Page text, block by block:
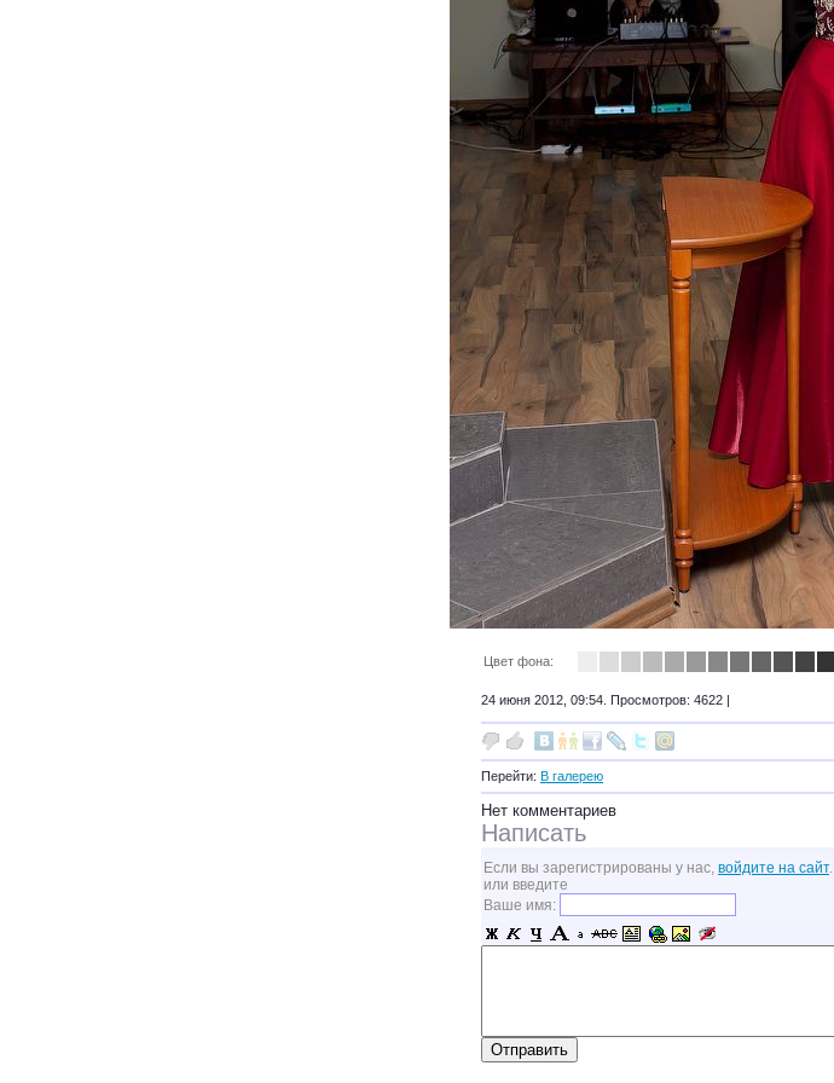
Цвет фона:
24 июня 2012, 09:54. Просмотров: 4622 |
Перейти: В галерею
Нет комментариев
Написать
Если вы зарегистрированы у нас, войдите на сайт.
или введите
Ваше имя: